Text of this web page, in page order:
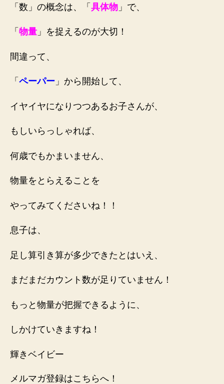
「数」の概念は、「 具体物 」で、
「 物量 」を捉えるのが大切！
間違って、
「 ペーパー 」から開始して、
イヤイヤになりつつあるお子さんが、
もしいらっしゃれば、
何歳でもかまいません、
物量をとらえることを
やってみてくださいね！！
息子は、
足し算引き算が多少できたとはいえ、
まだまだカウント数が足りていません！
もっと物量が把握できるように、
しかけていきますね！
輝きベイビー
メルマガ登録はこちらへ！